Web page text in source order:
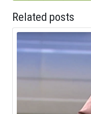
Related posts